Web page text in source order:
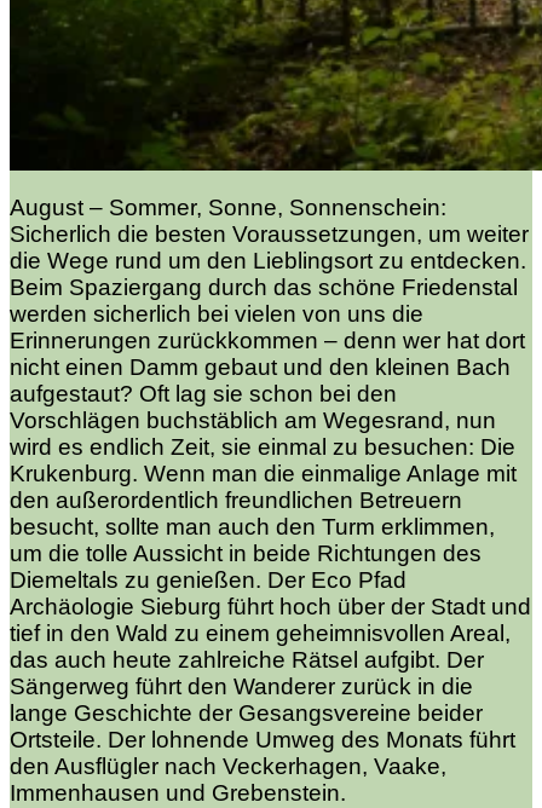
August – Sommer, Sonne, Sonnenschein:
Sicherlich die besten Voraussetzungen, um weiter
die Wege rund um den Lieblingsort zu entdecken.
Beim Spaziergang durch das schöne Friedenstal
werden sicherlich bei vielen von uns die
Erinnerungen zurückkommen – denn wer hat dort
nicht einen Damm gebaut und den kleinen Bach
aufgestaut? Oft lag sie schon bei den
Vorschlägen buchstäblich am Wegesrand, nun
wird es endlich Zeit, sie einmal zu besuchen: Die
Krukenburg. Wenn man die einmalige Anlage mit
den außerordentlich freundlichen Betreuern
besucht, sollte man auch den Turm erklimmen,
um die tolle Aussicht in beide Richtungen des
Diemeltals zu genießen. Der Eco Pfad
Archäologie Sieburg führt hoch über der Stadt und
tief in den Wald zu einem geheimnisvollen Areal,
das auch heute zahlreiche Rätsel aufgibt. Der
Sängerweg führt den Wanderer zurück in die
lange Geschichte der Gesangsvereine beider
Ortsteile. Der lohnende Umweg des Monats führt
den Ausflügler nach Veckerhagen, Vaake,
Immenhausen und Grebenstein.